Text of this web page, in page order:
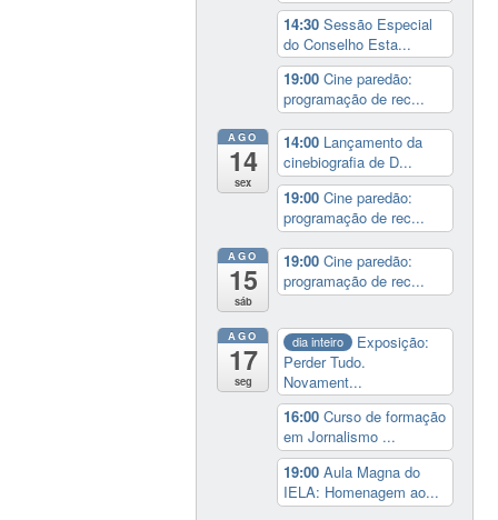
14:30Sessão Especial
do Conselho Esta...
19:00Cine paredão:
programação de rec...
AGO
14
sex
14:00 Lançamento da
cinebiografia de D...
19:00Cine paredão:
programação de rec...
AGO
15
sáb
19:00Cine paredão:
programação de rec...
AGO
17
seg
dia inteiro
Exposição:
Perder Tudo.
Novament...
16:00Curso de formação
em Jornalismo ...
19:00Aula Magna do
IELA: Homenagem ao...